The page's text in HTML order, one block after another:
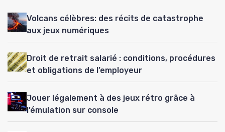
Volcans célèbres: des récits de catastrophe
aux jeux numériques
Droit de retrait salarié : conditions, procédures
et obligations de l’employeur
Jouer légalement à des jeux rétro grâce à
l’émulation sur console